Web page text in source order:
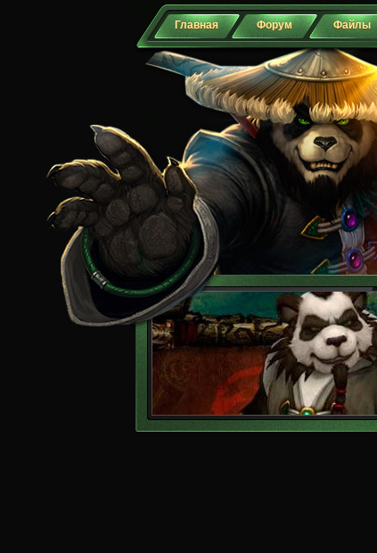
Главная Форум Файлы